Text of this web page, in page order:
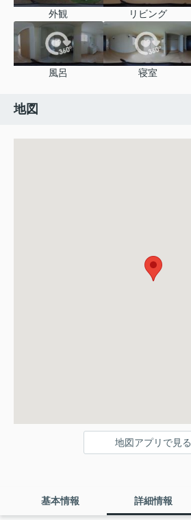
外観 リビング
風呂 寝室
地図
地図アプリで見る
基本情報 詳細情報